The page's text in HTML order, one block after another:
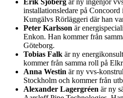
installationsledare på
Kungälvs Rörläggeri där han
Peter Karlsson är
Enkon. Han kommer från
Göteborg.
Tobias Falk är ny
kommer från samma roll på
Anna Westin är ny vvs-
Stockholm och kommer från
Alexander Lagergréen är ny